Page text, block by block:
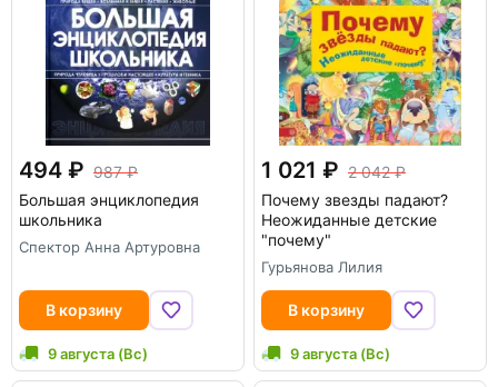
494
987
Большая энциклопедия
школьника
Спектор Анна Артуровна
В корзину
9 августа (Вс)
1 021
2 042
Почему звезды падают?
Неожиданные детские
"почему"
Гурьянова Лилия
В корзину
9 августа (Вс)